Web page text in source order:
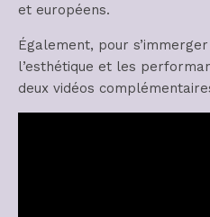
et européens.
Également, pour
l’esthétique et les
deux vidéos